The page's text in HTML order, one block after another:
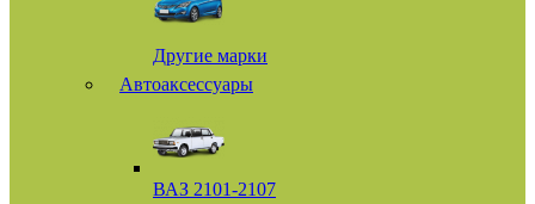
Другие марки
Автоаксессуары
ВАЗ 2101-2107